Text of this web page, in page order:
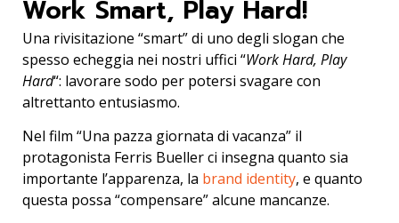
Work Smart, Play Hard!
Una rivisitazione “smart” di uno degli slogan che
spesso echeggia nei nostri uffici “Work Hard, Play
Hard“: lavorare sodo per potersi svagare con
altrettanto entusiasmo.
Nel film “Una pazza giornata di vacanza” il
protagonista Ferris Bueller ci insegna quanto sia
importante l’apparenza, la brand identity, e quanto
questa possa “compensare” alcune mancanze.